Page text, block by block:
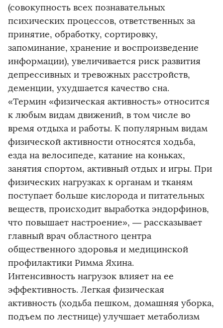
(совокупность всех познавательных
психических процессов, ответственных за
принятие, обработку, сортировку,
запоминание, хранение и воспроизведение
информации), увеличивается риск развития
депрессивных и тревожных расстройств,
деменции, ухудшается качество сна.
«Термин «физическая активность» относится
к любым видам движений, в том числе во
время отдыха и работы. К популярным видам
физической активности относятся ходьба,
езда на велосипеде, катание на коньках,
занятия спортом, активный отдых и игры. При
физических нагрузках к органам и тканям
поступает больше кислорода и питательных
веществ, происходит выработка эндорфинов,
что повышает настроение», — рассказывает
главный врач областного центра
общественного здоровья и медицинской
профилактики Римма Яхина.
Интенсивность нагрузок влияет на ее
эффективность. Легкая физическая
активность (ходьба пешком, домашняя уборка,
подъем по лестнице) улучшает метаболизм